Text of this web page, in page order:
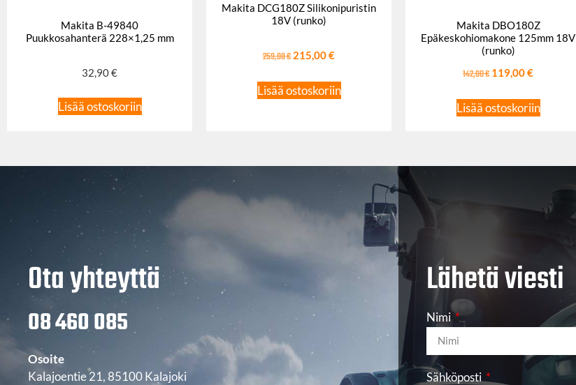
Makita B-49840
Puukkosahanterä 228×1,25 mm
32,90€
Lisää ostoskoriin
Makita DCG180Z Silikonipuristin
18V (runko)
259,00€ 215,00€
Lisää ostoskoriin
Makita DBO180Z
Epäkeskohiomakone 125mm 18V
(runko)
142,00€ 119,00€
Lisää ostoskoriin
Ota yhteyttä
08 460 085
Osoite
Kalajoentie 21, 85100 Kalajoki
Lähetä viesti
Nimi
Sähköposti